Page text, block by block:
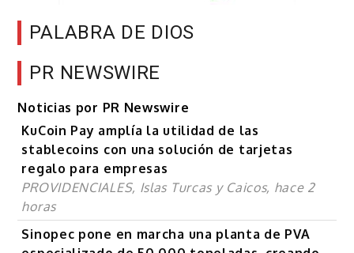
PALABRA DE DIOS
PR NEWSWIRE
Noticias por PR Newswire
KuCoin Pay amplía la utilidad de las
stablecoins con una solución de tarjetas
regalo para empresas
PROVIDENCIALES, Islas Turcas y Caicos, hace 2
horas
Sinopec pone en marcha una planta de PVA